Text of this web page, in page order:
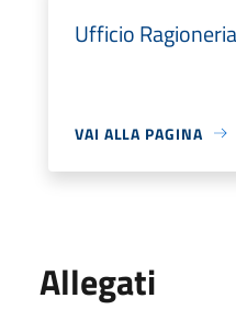
Ufficio
VAI ALLA PAGINA
Allegati